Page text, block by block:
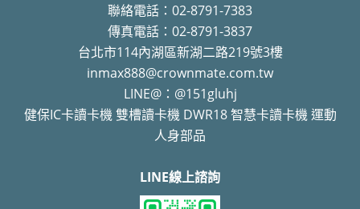
聯絡電話：02-8791-7383
傳真電話：02-8791-3837
台北市114內湖區新湖二路219號3樓
inmax888@crownmate.com.tw
LINE@：@151gluhj
健保IC卡讀卡機 雙槽讀卡機 DWR18 智慧卡讀卡機 運動
人身部品
LINE線上諮詢